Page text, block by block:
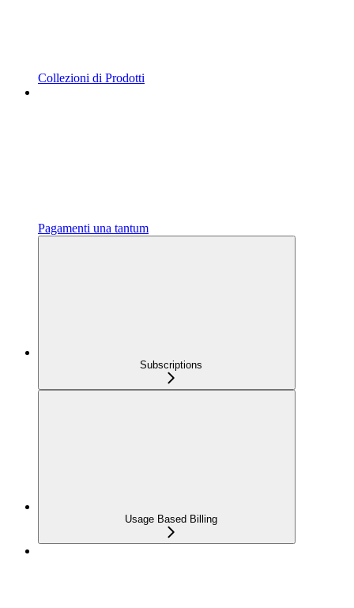
Collezioni di Prodotti
Pagamenti una tantum
Subscriptions
Usage Based Billing